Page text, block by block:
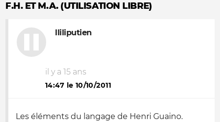
F.H. ET M.A. (UTILISATION LIBRE)
lliliputien
il y a 15 ans
14:47 le 10/10/2011
Les éléments du langage de Henri Guaino.